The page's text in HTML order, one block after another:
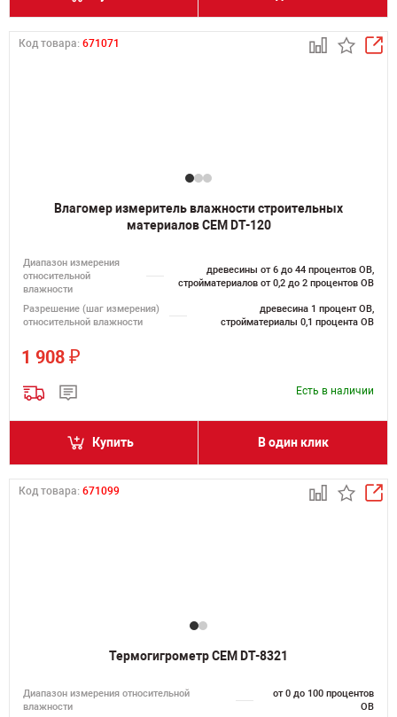
Код товара: 671071
Влагомер измеритель влажности строительных
материалов CEM DT-120
Диапазон измерения
относительной
влажности
древесины от 6 до 44 процентов ОВ,
стройматериалов от 0,2 до 2 процентов ОВ
Разрешение (шаг измерения)
относительной влажности
древесина 1 процент ОВ,
стройматериалы 0,1 процента ОВ
1 908 ₽
Есть в наличии
Купить В один клик
Код товара: 671099
Термогигрометр CEM DT-8321
Диапазон измерения относительной
влажности
от 0 до 100 процентов
ОВ